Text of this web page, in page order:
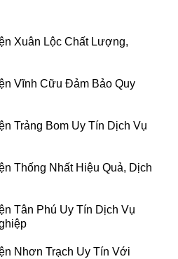
Xuân Lộc Chất Lượng,
Vĩnh Cữu Đảm Bảo Quy
Trảng Bom Uy Tín Dịch Vụ
Thống Nhất Hiệu Quả, Dịch
Tân Phú Uy Tín Dịch Vụ
Nhơn Trạch Uy Tín Với